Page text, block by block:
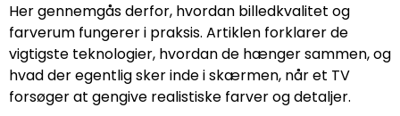
Her gennemgås derfor, hvordan billedkvalitet og
farverum fungerer i praksis. Artiklen forklarer de
vigtigste teknologier, hvordan de hænger sammen, og
hvad der egentlig sker inde i skærmen, når et TV
forsøger at gengive realistiske farver og detaljer.